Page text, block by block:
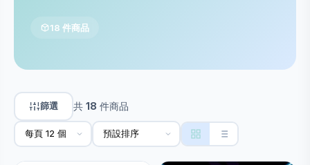
18 件商品
篩選 共 18 件商品